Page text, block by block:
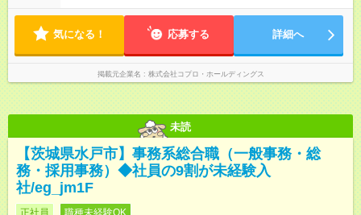
方を大切にしています。
気になる！ 応募する 詳細へ
掲載元企業名 株式会社コプロ・ホールディングス
未読
【茨城県水戸市】事務系総合職（一般事務・総
務・採用事務）◆社員の9割が未経験入
社/eg_jm1F
正社員 職種未経験OK